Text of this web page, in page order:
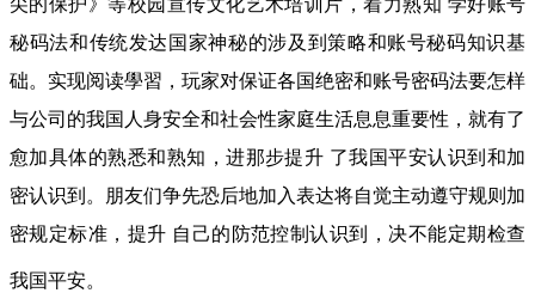
尖的保护》等校园宣传文化艺术培训片，着力熟知 学好账号
秘码法和传统发达国家神秘的涉及到策略和账号秘码知识基
础。实现阅读學習，玩家对保证各国绝密和账号密码法要怎样
与公司的我国人身安全和社会性家庭生活息息重要性，就有了
愈加具体的熟悉和熟知，进那步提升 了我国平安认识到和加
密认识到。朋友们争先恐后地加入表达将自觉主动遵守规则加
密规定标准，提升 自己的防范控制认识到，决不能定期检查
我国平安。